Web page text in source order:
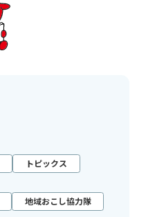
トピックス
地域おこし協力隊